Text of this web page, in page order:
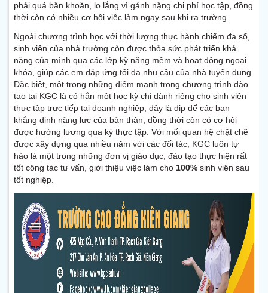
phải quá băn khoăn, lo lắng vì gánh nặng chi phí học tập, đồng
thời còn có nhiều cơ hội việc làm ngay sau khi ra trường.
Ngoài chương trình học với thời lượng thực hành chiếm đa số,
sinh viên của nhà trường còn được thỏa sức phát triển khả
năng của mình qua các lớp kỹ năng mềm và hoạt động ngoại
khóa, giúp các em đáp ứng tối đa nhu cầu của nhà tuyển dụng.
Đặc biệt, một trong những điểm mạnh trong chương trình đào
tạo tại KGC là có hẳn một học kỳ chỉ dành riêng cho sinh viên
thực tập trực tiếp tại doanh nghiệp, đây là dịp để các bạn
khẳng định năng lực của bản thân, đồng thời còn có cơ hội
được hưởng lương qua kỳ thực tập. Với mối quan hệ chặt chẽ
được xây dựng qua nhiều năm với các đối tác, KGC luôn tự
hào là một trong những đơn vị giáo dục, đào tạo thực hiện rất
tốt công tác tư vấn, giới thiệu việc làm cho 100% sinh viên sau
tốt nghiệp.